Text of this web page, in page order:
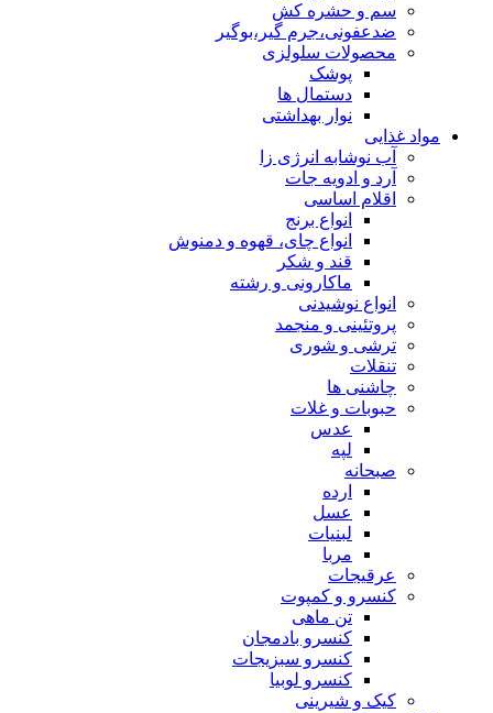
سم و حشره کش
ضدعفونی،جرم گیر،بوگیر
محصولات سلولزی
پوشک
دستمال ها
نوار بهداشتی
مواد غذایی
آب نوشابه انرژی زا
آرد و ادویه جات
اقلام اساسی
انواع برنج
انواع چای، قهوه و دمنوش
قند و شکر
ماکارونی و رشته
انواع نوشیدنی
پروتئینی و منجمد
ترشی و شوری
تنقلات
چاشنی ها
حبوبات و غلات
عدس
لپه
صبحانه
ارده
عسل
لبنیات
مربا
عرقیجات
کنسرو و کمپوت
تن ماهی
کنسرو بادمجان
کنسرو سبزیجات
کنسرو لوبیا
کیک و شیرینی